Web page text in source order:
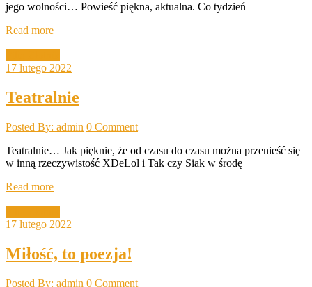
jego wolności… Powieść piękna, aktualna. Co tydzień
Read more
17 lutego 2022
Teatralnie
Posted By: admin 0 Comment
Teatralnie… Jak pięknie, że od czasu do czasu można przenieść się
w inną rzeczywistość XDeLol i Tak czy Siak w środę
Read more
17 lutego 2022
Miłość, to poezja!
Posted By: admin 0 Comment